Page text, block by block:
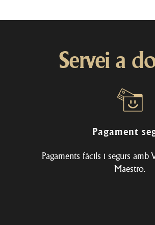
Servei a
Pagament
Pagaments fàcils i segurs amb
Maestro.